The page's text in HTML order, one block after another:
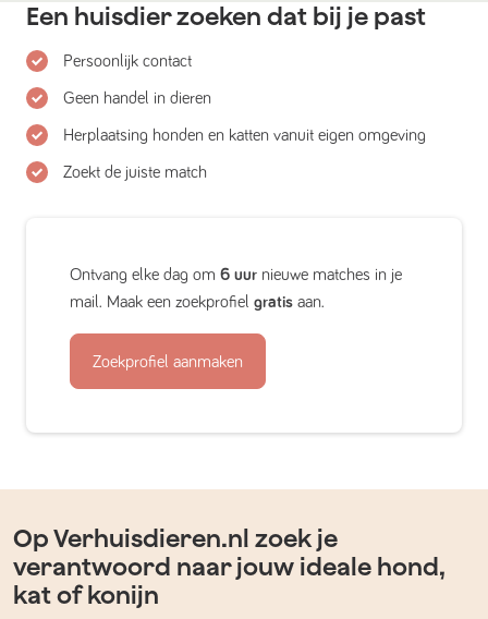
Een huisdier zoeken dat bij je past
Persoonlijk contact
Geen handel in dieren
Herplaatsing honden en katten vanuit eigen omgeving
Zoekt de juiste match
Ontvang elke dag om 6 uur nieuwe matches in je
mail. Maak een zoekprofiel gratis aan.
Zoekprofiel aanmaken
Op Verhuisdieren.nl zoek je
verantwoord naar jouw ideale hond,
kat of konijn